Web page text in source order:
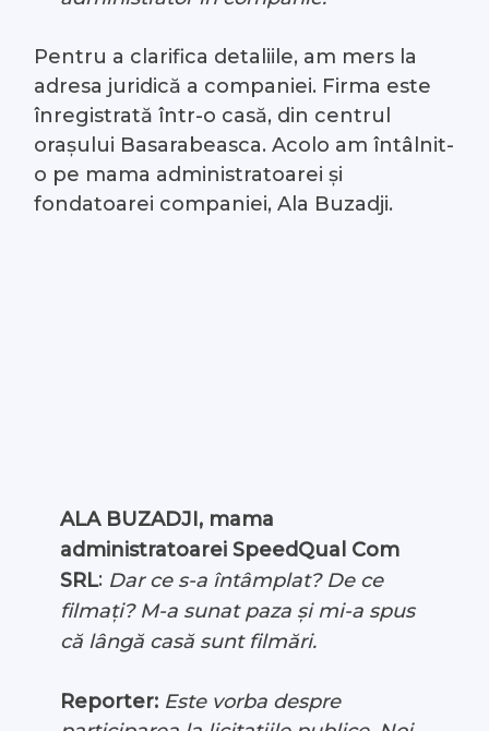
Pentru a clarifica detaliile, am mers la
adresa juridică a companiei. Firma este
înregistrată într-o casă, din centrul
orașului Basarabeasca. Acolo am întâlnit-
o pe mama administratoarei și
fondatoarei companiei, Ala Buzadji.
ALA BUZADJI, mama
administratoarei SpeedQual Com
SRL: Dar ce s-a întâmplat? De ce
filmați? M-a sunat paza și mi-a spus
că lângă casă sunt filmări.
Reporter: Este vorba despre